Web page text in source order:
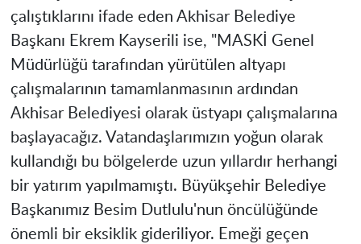
çalıştıklarını ifade eden Akhisar Belediye
Başkanı Ekrem Kayserili ise, "MASKİ Genel
Müdürlüğü tarafından yürütülen altyapı
çalışmalarının tamamlanmasının ardından
Akhisar Belediyesi olarak üstyapı çalışmalarına
başlayacağız. Vatandaşlarımızın yoğun olarak
kullandığı bu bölgelerde uzun yıllardır herhangi
bir yatırım yapılmamıştı. Büyükşehir Belediye
Başkanımız Besim Dutlulu'nun öncülüğünde
önemli bir eksiklik gideriliyor. Emeği geçen